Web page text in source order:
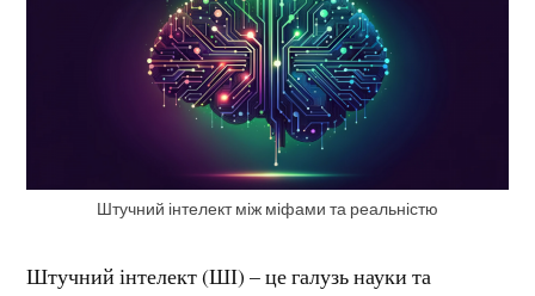
Штучний інтелект між міфами та реальністю
Штучний інтелект (ШІ) – це галузь науки та